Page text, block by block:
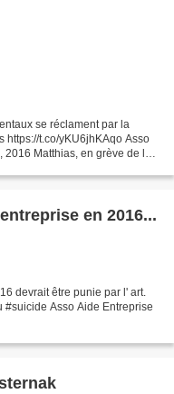
se réclament par la
https://t.co/yKU6jhKAqo Asso
Matthias, en grève de la
en 2016...
devrait être punie par l' art.
Asso Aide Entreprise